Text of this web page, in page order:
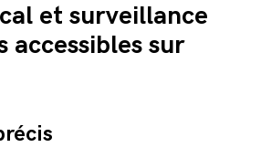
et surveillance
accessibles sur